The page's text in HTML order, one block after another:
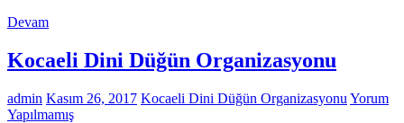
Devam
Kocaeli Dini Düğün Organizasyonu
admin Kasım 26, 2017 Kocaeli Dini Düğün Organizasyonu Yorum
Yapılmamış